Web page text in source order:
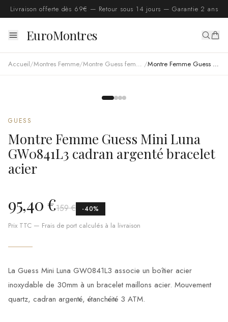
Livraison offerte dès 69€ — Retour sous 14 jours — Garantie 2 ans
EuroMontres
Accueil/Montres Femme/ Montre Guess femme / Montre Femme Guess Mini Luna GW0841L3 cadran argenté bracelet acier
GUESS
Montre Femme Guess Mini Luna
GW0841L3 cadran argenté bracelet
acier
95,40 €159 € -40%
Prix TTC — Frais de port calculés à la livraison
La Guess Mini Luna GW0841L3 associe un boîtier acier
inoxydable de 30mm à un bracelet maillons acier. Mouvement
quartz, cadran argenté, étanchéité 3 ATM.